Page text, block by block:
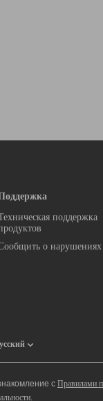
поддержка
о нарушениях
с Правилами
.